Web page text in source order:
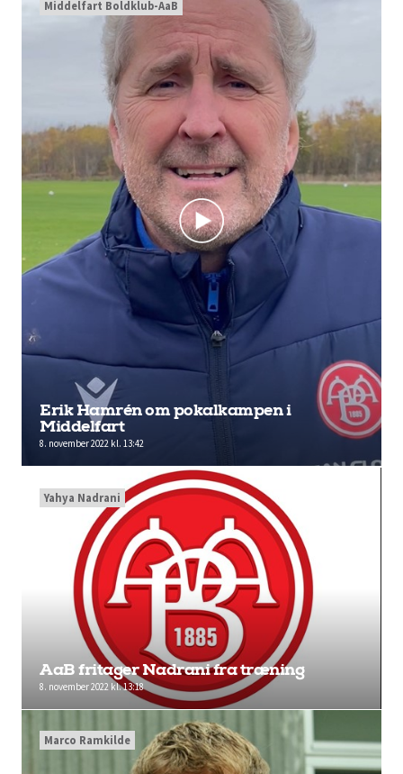
Erik Hamrén om pokalkampen i
Middelfart
8. november 2022 kl. 13:42
Middelfart Boldklub-AaB
AaB fritager Nadrani fra træning
8. november 2022 kl. 13:18
Yahya Nadrani
Marco Ramkilde